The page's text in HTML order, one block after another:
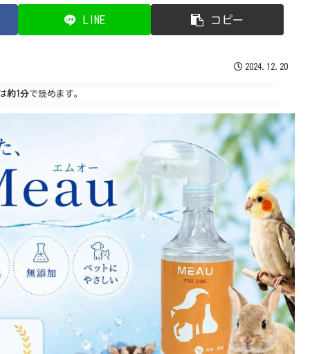
LINE コピー
2024.12.20
約1分で読めます。